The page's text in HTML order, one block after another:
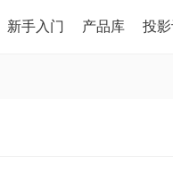
新手入门 产品库 投